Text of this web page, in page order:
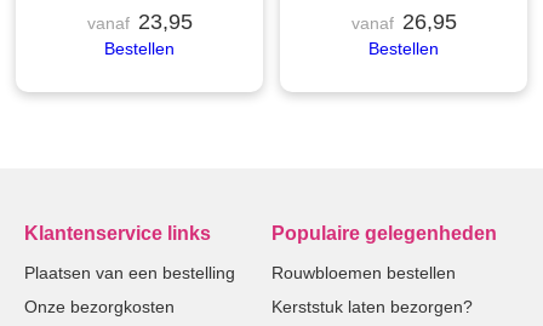
vanaf 23,95
Bestellen
vanaf 26,95
Bestellen
Klantenservice links
Plaatsen van een bestelling
Onze bezorgkosten
Populaire gelegenheden
Rouwbloemen bestellen
Kerststuk laten bezorgen?